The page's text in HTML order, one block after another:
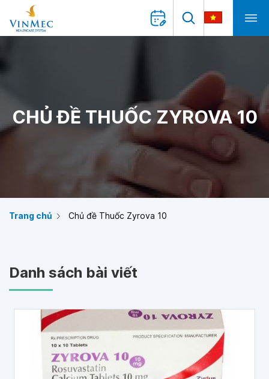
CHỦ ĐỀ THUỐC ZYROVA 10
Trang chủ Chủ đề Thuốc Zyrova 10
Danh sách bài viết